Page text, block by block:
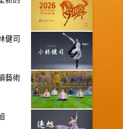
健司
藝術